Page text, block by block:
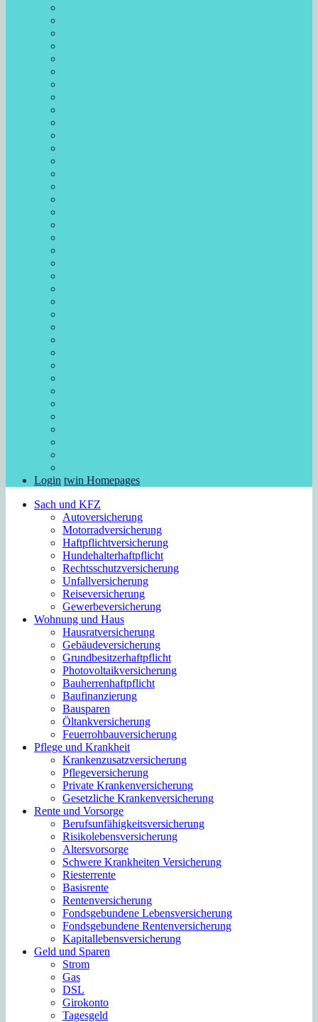
Login twin Homepages
Sach und KFZ
Autoversicherung
Motorradversicherung
Haftpflichtversicherung
Hundehalterhaftpflicht
Rechtsschutzversicherung
Unfallversicherung
Reiseversicherung
Gewerbeversicherung
Wohnung und Haus
Hausratversicherung
Gebäudeversicherung
Grundbesitzerhaftpflicht
Photovoltaikversicherung
Bauherrenhaftpflicht
Baufinanzierung
Bausparen
Öltankversicherung
Feuerrohbauversicherung
Pflege und Krankheit
Krankenzusatzversicherung
Pflegeversicherung
Private Krankenversicherung
Gesetzliche Krankenversicherung
Rente und Vorsorge
Berufs­unfähigkeitsversicherung
Risikolebensversicherung
Altersvorsorge
Schwere Krankheiten Versicherung
Riesterrente
Basisrente
Rentenversicherung
Fondsgebundene Lebensversicherung
Fondsgebundene Rentenversicherung
Kapitallebensversicherung
Geld und Sparen
Strom
Gas
DSL
Girokonto
Tagesgeld